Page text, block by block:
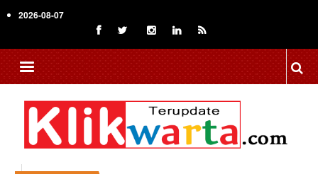
to
content
2026-08-07